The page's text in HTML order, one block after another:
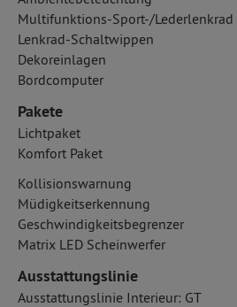
Multifunktions-Sport-/Lederlenkrad
Lenkrad-Schaltwippen
Dekoreinlagen
Bordcomputer
Pakete
Lichtpaket
Komfort Paket
Kollisionswarnung
Müdigkeitserkennung
Geschwindigkeitsbegrenzer
Matrix LED Scheinwerfer
Ausstattungslinie
Ausstattungslinie Interieur: GT